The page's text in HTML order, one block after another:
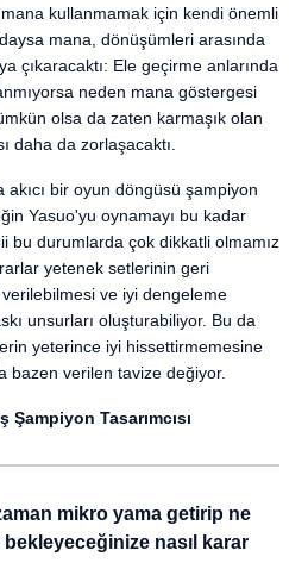
kullanmamak için kendi önemli
mana, dönüşümleri arasında
çıkaracaktı: Ele geçirme anlarında
neden mana göstergesi
olsa da zaten karmaşık olan
daha da zorlaşacaktı.
bir oyun döngüsü şampiyon
Yasuo'yu oynamayı bu kadar
bu durumlarda çok dikkatli olmamız
yetenek setlerinin geri
ve iyi dengeleme
unsurları oluşturabiliyor. Bu da
yeterince iyi hissettirmemesine
bazen verilen tavize değiyor.
Şampiyon Tasarımcısı
mikro yama getirip ne
nasıl karar